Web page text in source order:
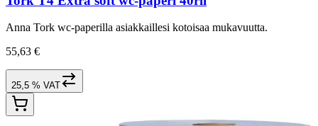
Anna Tork wc-paperilla asiakkaillesi kotoisaa mukavuutta.
55,63 €
25,5 % VAT